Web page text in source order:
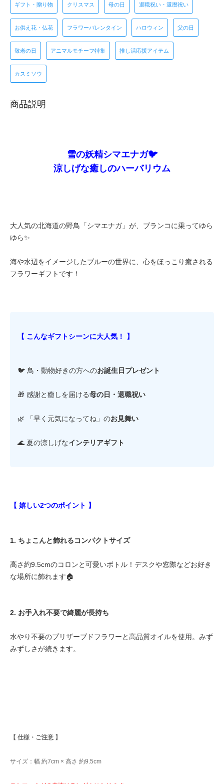
ギフト・贈り物 クリスマス 母の日 退職祝い・還暦祝い
お供え花・仏花 フラワーバレンタイン ハロウィン 父の日
敬老の日 アニマルモチーフ特集 推し活応援アイテム
カスミソウ
商品説明
雪の妖精シマエナガ🐦
涼しげな癒しのハーバリウム
大人気の北海道の野鳥「シマエナガ」が、ブランコに乗ってゆら
ゆら✨
海や水辺をイメージしたブルーの世界に、心をほっこり癒される
フラワーギフトです！
【 こんなギフトシーンに大人気！ 】
🐦 鳥・動物好きの方へのお誕生日プレゼント
🎁 感謝と癒しを届ける母の日・退職祝い
🌿 「早く元気になってね」のお見舞い
🌊 夏の涼しげなインテリアギフト
【 嬉しい2つのポイント 】
1. ちょこんと飾れるコンパクトサイズ
高さ約9.5cmのコロンと可愛いボトル！デスクや窓際などお好き
な場所に飾れます🏠
2. お手入れ不要で綺麗が長持ち
水やり不要のプリザーブドフラワーと高品質オイルを使用。みず
みずしさが続きます。
【 仕様・ご注意 】
サイズ：幅 約7cm × 高さ 約9.5cm